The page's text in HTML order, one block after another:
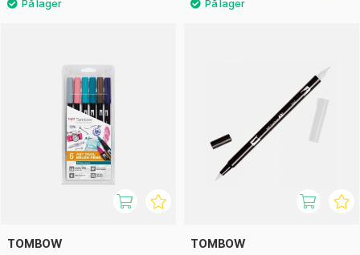
TOMBOW TOMBOW